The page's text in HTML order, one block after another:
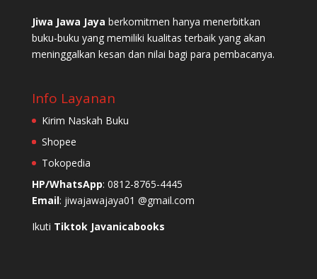
Jiwa Jawa Jaya berkomitmen hanya menerbitkan
buku-buku yang memiliki kualitas terbaik yang akan
meninggalkan kesan dan nilai bagi para pembacanya.
Info Layanan
Kirim Naskah Buku
Shopee
Tokopedia
HP/WhatsApp: 0812-8765-4445
Email: jiwajawajaya01 @gmail.com
Ikuti Tiktok Javanicabooks